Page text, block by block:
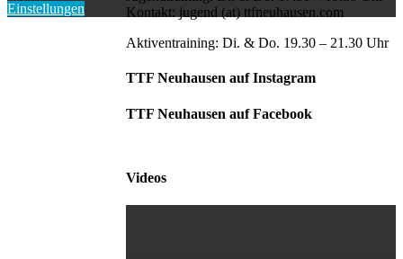
Kontakt: jugend (at) ttfneuhausen.com
Aktiventraining: Di. & Do. 19.30 – 21.30 Uhr
TTF Neuhausen auf Instagram
TTF Neuhausen auf Facebook
Videos
Einstellungen